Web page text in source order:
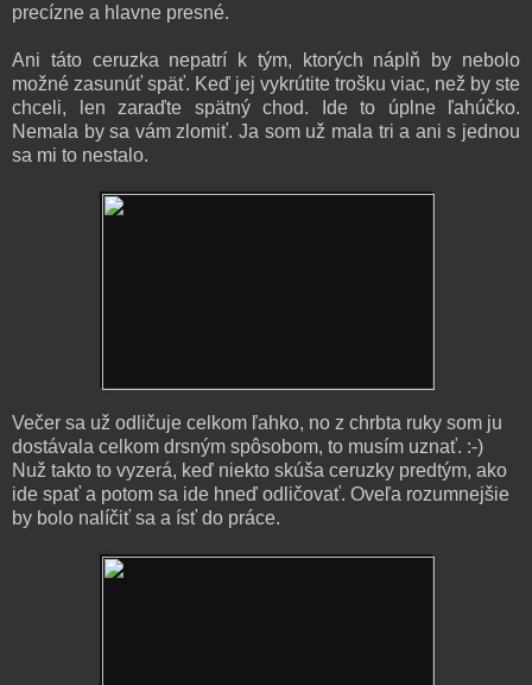
precízne a hlavne presné.
Ani táto ceruzka nepatrí k tým, ktorých náplň by nebolo
možné zasunúť späť. Keď jej vykrútite trošku viac, než by ste
chceli, len zaraďte spätný chod. Ide to úplne ľahúčko.
Nemala by sa vám zlomiť. Ja som už mala tri a ani s jednou
sa mi to nestalo.
Večer sa už odličuje celkom ľahko, no z chrbta ruky som ju
dostávala celkom drsným spôsobom, to musím uznať. :-)
Nuž takto to vyzerá, keď niekto skúša ceruzky predtým, ako
ide spať a potom sa ide hneď odličovať. Oveľa rozumnejšie
by bolo nalíčiť sa a ísť do práce.